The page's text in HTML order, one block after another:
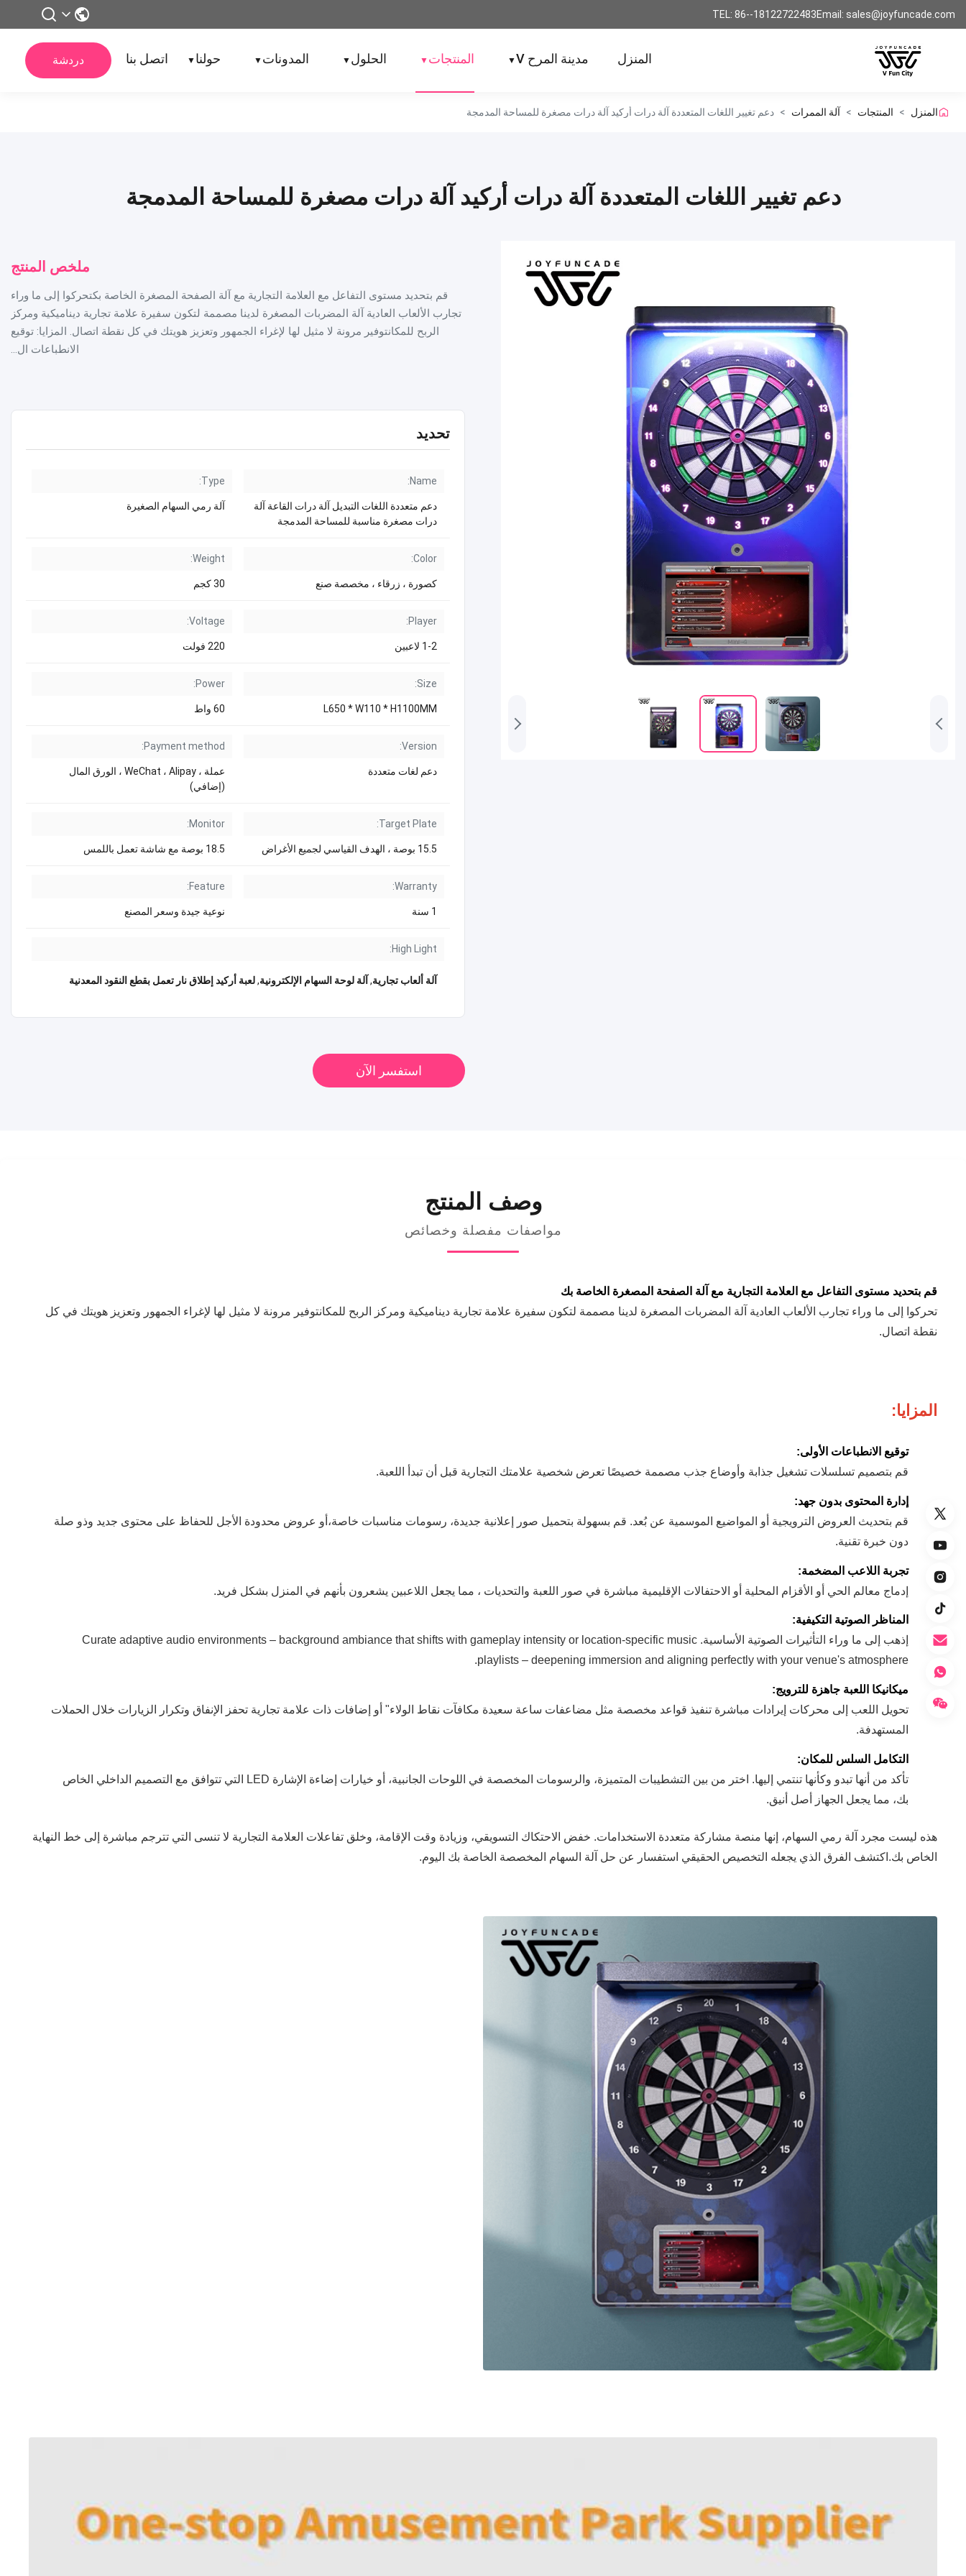
Email: sales@joyfuncade.com
TEL: 86--18122722483
المنزل مدينة المرح V ▼ المنتجات ▼ الحلول ▼ المدونات ▼ حولنا ▼ اتصل بنا دردشة
المنزل > المنتجات > آلة الممرات > دعم تغيير اللغات المتعددة آلة درات أركيد آلة درات مصغرة للمساحة المدمجة
دعم تغيير اللغات المتعددة آلة درات أركيد آلة درات مصغرة للمساحة المدمجة
ملخص المنتج
قم بتحديد مستوى التفاعل مع العلامة التجارية مع آلة الصفحة المصغرة الخاصة بكتحركوا إلى ما وراء
تجارب الألعاب العادية آلة المضربات المصغرة لدينا مصممة لتكون سفيرة علامة تجارية ديناميكية ومركز
الربح للمكانتوفير مرونة لا مثيل لها لإغراء الجمهور وتعزيز هويتك في كل نقطة اتصال. المزايا: توقيع
الانطباعات ال...
تحديد
Name:
دعم متعددة اللغات التبديل آلة درات القاعة آلة
درات مصغرة مناسبة للمساحة المدمجة
Type:
آلة رمي السهام الصغيرة
Color:
كصورة ، زرقاء ، مخصصة صنع
Weight:
30 كجم
Player:
1-2 لاعبين
Voltage:
220 فولت
Size:
L650 * W110 * H1100MM
Power:
60 واط
Version:
دعم لغات متعددة
Payment method:
عملة ، WeChat ، Alipay ، الورق المال
(إضافي)
Target Plate:
15.5 بوصة ، الهدف القياسي لجميع الأغراض
Monitor:
18.5 بوصة مع شاشة تعمل باللمس
Warranty:
1 سنة
Feature:
نوعية جيدة وسعر المصنع
High Light:
آلة ألعاب تجارية, آلة لوحة السهام الإلكترونية,لعبة أركيد إطلاق نار تعمل بقطع النقود المعدنية
استفسر الآن
وصف المنتج
مواصفات مفصلة وخصائص
قم بتحديد مستوى التفاعل مع العلامة التجارية مع آلة الصفحة المصغرة الخاصة بك
تحركوا إلى ما وراء تجارب الألعاب العادية آلة المضربات المصغرة لدينا مصممة لتكون سفيرة علامة تجارية ديناميكية ومركز الربح للمكانتوفير مرونة لا مثيل لها لإغراء الجمهور وتعزيز هويتك في كل
نقطة اتصال.
المزايا:
توقيع الانطباعات الأولى:
قم بتصميم تسلسلات تشغيل جذابة وأوضاع جذب مصممة خصيصًا تعرض شخصية علامتك التجارية قبل أن تبدأ اللعبة.
إدارة المحتوى بدون جهد:
قم بتحديث العروض الترويجية أو المواضيع الموسمية عن بُعد. قم بسهولة بتحميل صور إعلانية جديدة، رسومات مناسبات خاصة،أو عروض محدودة الأجل للحفاظ على محتوى جديد وذو صلة
دون خبرة تقنية.
تجربة اللاعب المضخمة:
إدماج معالم الحي أو الأقزام المحلية أو الاحتفالات الإقليمية مباشرة في صور اللعبة والتحديات ، مما يجعل اللاعبين يشعرون بأنهم في المنزل بشكل فريد.
المناظر الصوتية التكيفية:
إذهب إلى ما وراء التأثيرات الصوتية الأساسية. Curate adaptive audio environments – background ambiance that shifts with gameplay intensity or location-specific music
playlists – deepening immersion and aligning perfectly with your venue's atmosphere.
ميكانيكا اللعبة جاهزة للترويج:
تحويل اللعب إلى محركات إيرادات مباشرة تنفيذ قواعد مخصصة مثل مضاعفات ساعة سعيدة مكافآت نقاط الولاء" أو إضافات ذات علامة تجارية تحفز الإنفاق وتكرار الزيارات خلال الحملات
المستهدفة.
التكامل السلس للمكان:
تأكد من أنها تبدو وكأنها تنتمي إليها. اختر من بين التشطيبات المتميزة، والرسومات المخصصة في اللوحات الجانبية، أو خيارات إضاءة الإشارة LED التي تتوافق مع التصميم الداخلي الخاص
بك، مما يجعل الجهاز أصل أنيق.
هذه ليست مجرد آلة رمي السهام، إنها منصة مشاركة متعددة الاستخدامات. خفض الاحتكاك التسويقي، وزيادة وقت الإقامة، وخلق تفاعلات العلامة التجارية لا تنسى التي تترجم مباشرة إلى خط النهاية
الخاص بك.اكتشف الفرق الذي يجعله التخصيص الحقيقي استفسار عن حل آلة السهام المخصصة الخاصة بك اليوم.